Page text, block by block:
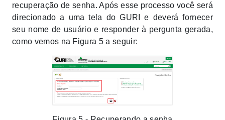
recuperação de senha. Após esse processo você será
direcionado a uma tela do GURI e deverá fornecer
seu nome de usuário e responder à pergunta gerada,
como vemos na Figura 5 a seguir: